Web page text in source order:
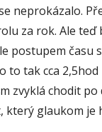
neprokázalo.
za rok. Ale teď
postupem času
to tak cca
zvyklá chodit
který glaukom je